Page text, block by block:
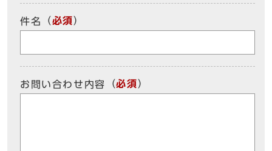
件名 （必須）
お問い合わせ内容 （必須）